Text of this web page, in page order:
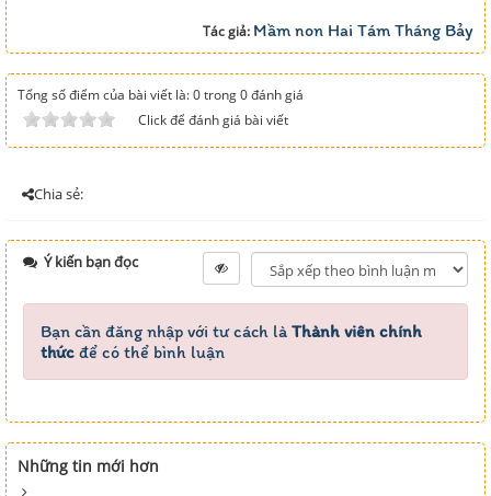
Tác giả: Mầm non Hai Tám Tháng Bảy
Tổng số điểm của bài viết là: 0 trong 0 đánh giá
Click để đánh giá bài viết
Chia sẻ:
Ý kiến bạn đọc
Bạn cần đăng nhập với tư cách là Thành viên chính
thức để có thể bình luận
Những tin mới hơn